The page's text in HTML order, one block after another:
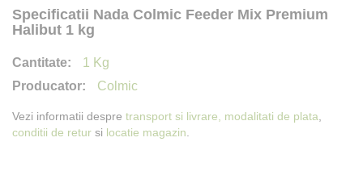
Specificatii Nada Colmic Feeder Mix Premium
Halibut 1 kg
1 Kg
Colmic
Vezi informatii despre transport si livrare, modalitati de plata,
conditii de retur si locatie magazin.